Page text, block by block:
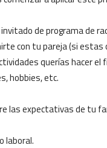
de programa de
con tu pareja (si estas
querías hacer
hobbies, etc.
las expectativas de tu
laboral.